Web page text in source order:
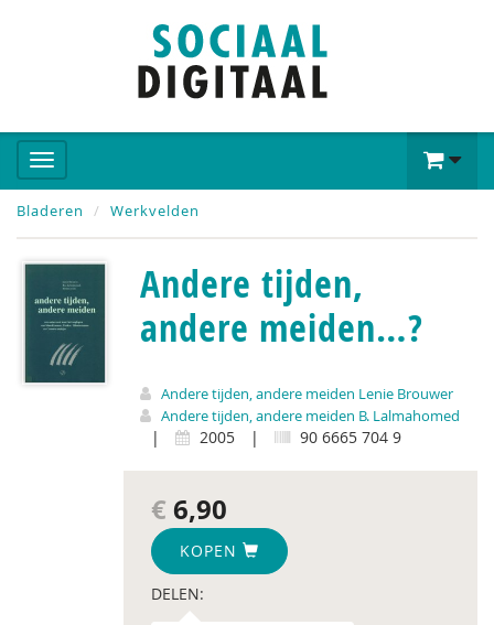
Bladeren Werkvelden
Andere tijden,
andere meiden…?
Andere tijden, andere meiden Lenie Brouwer
Andere tijden, andere meiden B. Lalmahomed
| 2005 | 90 6665 704 9
€ 6,90
KOPEN
DELEN: